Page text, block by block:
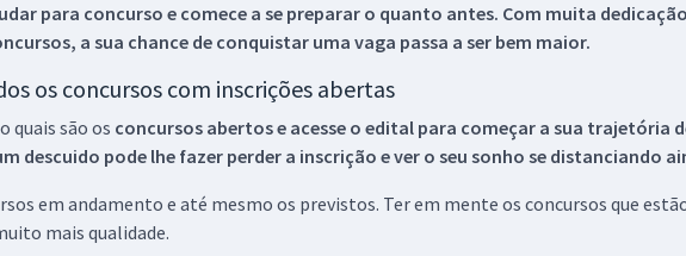
para concurso e comece a se preparar o quanto antes. Com muita
a sua chance de conquistar uma vaga passa a ser bem maior.
os concursos com inscrições abertas
quais são os concursos abertos e acesse o edital para começar a sua trajetória
descuido pode lhe fazer perder a inscrição e ver o seu sonho se distanciando
em andamento e até mesmo os previstos. Ter em mente os concursos que
mais qualidade.